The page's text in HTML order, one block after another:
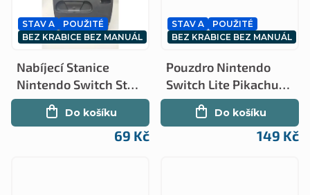
ů
STAV A
POUŽITÉ
BEZ KRABICE BEZ MANUÁL
Nabíjecí Stanice
Nintendo Switch Stav
A (NS)
69 Kč
Do košíku
STAV A
POUŽITÉ
BEZ KRABICE BEZ MANUÁL
Pouzdro Nintendo
Switch Lite Pikachu
Stav A (NS)
149 Kč
Do košíku